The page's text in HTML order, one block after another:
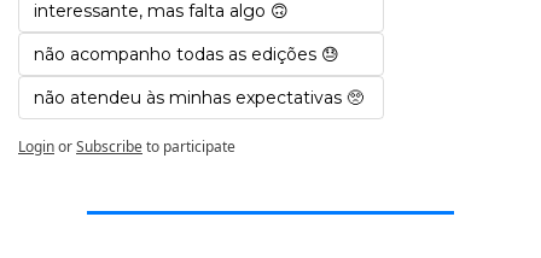
interessante, mas falta algo 🙃
não acompanho todas as edições 😓
não atendeu às minhas expectativas 🥺
LoginorSubscribeto participate